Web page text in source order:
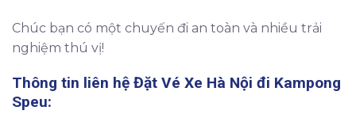
Chúc bạn có một chuyến đi an toàn và nhiều trải
nghiệm thú vị!
Thông tin liên hệ Đặt Vé Xe Hà Nội đi Kampong
Speu: